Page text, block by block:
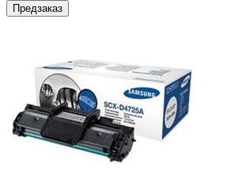
Предзаказ